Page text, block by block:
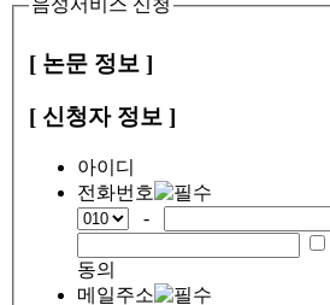
음성서비스 신청
[ 논문 정보 ]
[ 신청자 정보 ]
아이디
전화번호
-
동의
메일주소